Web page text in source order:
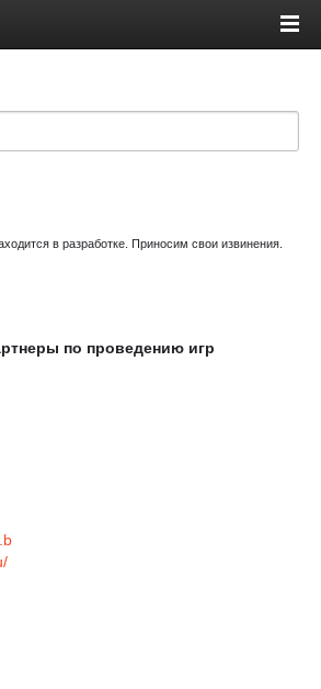
в разработке. Приносим свои извинения.
по проведению игр